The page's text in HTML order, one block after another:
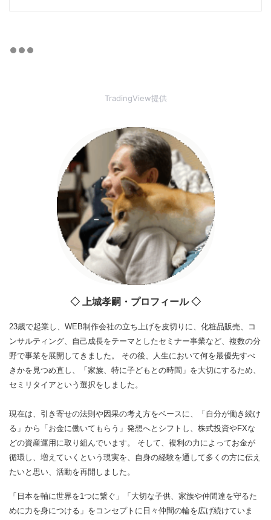
TradingView提供
◇ 上城孝嗣・プロフィール ◇
23歳で起業し、WEB制作会社の立ち上げを皮切りに、化粧品販売、コ
ンサルティング、自己成長をテーマとしたセミナー事業など、複数の分
野で事業を展開してきました。 その後、人生において何を最優先すべ
きかを見つめ直し、「家族、特に子どもとの時間」を大切にするため、
セミリタイアという選択をしました。
現在は、引き寄せの法則や因果の考え方をベースに、「自分が働き続け
る」から「お金に働いてもらう」発想へとシフトし、株式投資やFXな
どの資産運用に取り組んでいます。 そして、複利の力によってお金が
循環し、増えていくという現実を、自身の経験を通して多くの方に伝え
たいと思い、活動を再開しました。
「日本を軸に世界を1つに繋ぐ」「大切な子供、家族や仲間達を守るた
めに力を身につける」をコンセプトに日々仲間の輪を広げ続けていま